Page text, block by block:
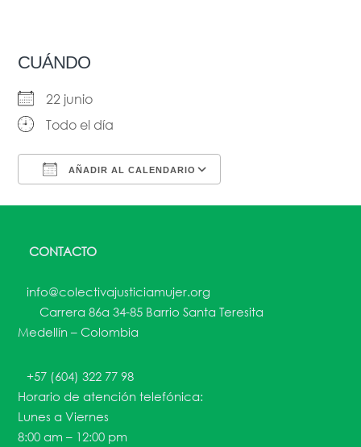
CUÁNDO
22 junio
Todo el día
AÑADIR AL CALENDARIO
CONTACTO
info@colectivajusticiamujer.org
Carrera 86a 34-85 Barrio Santa Teresita
Medellín – Colombia
+57 (604) 322 77 98
Horario de atención telefónica:
Lunes a Viernes
8:00 am – 12:00 pm